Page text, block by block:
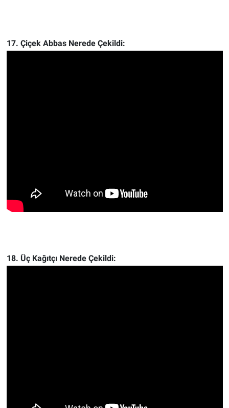
17. Çiçek Abbas Nerede Çekildi:
18. Üç Kağıtçı Nerede Çekildi: